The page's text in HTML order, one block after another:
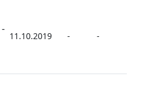
-
11.10.2019 - -